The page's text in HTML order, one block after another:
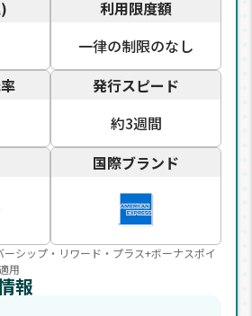
利用限度額
一律の制限のなし
発行スピード
約3週間
国際ブランド
シップ・リワード・プラス+ボーナスポイ
用
報